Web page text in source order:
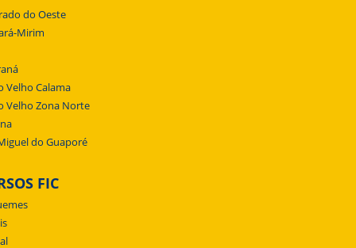
do Oeste
Mirim
Velho Calama
Velho Zona Norte
do Guaporé
FIC